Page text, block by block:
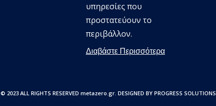
υπηρεσίες που
προστατεύουν το
περιβάλλον.
Διαβάστε Περισσότερα
© 2023 ALL RIGHTS RESERVED metazero.gr. DESIGNED BY PROGRESS SOLUTIONS